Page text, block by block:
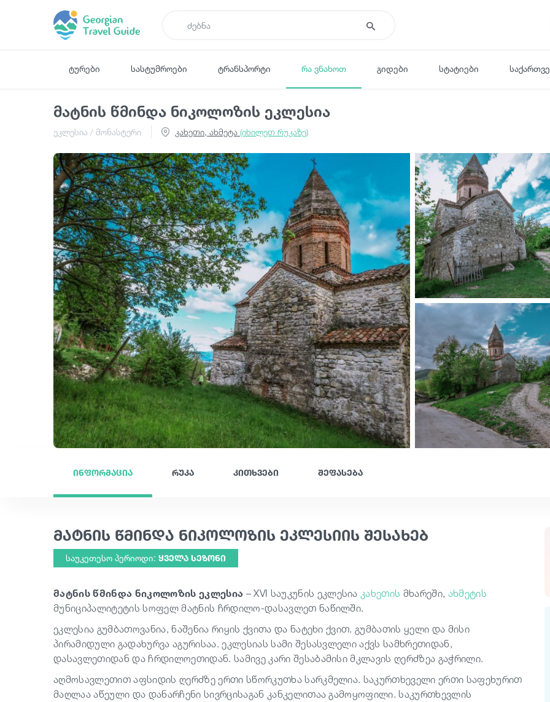
ტურები სასტუმროები ტრანსპორტი რა ვნახოთ გიდები სტატიები
მატნის წმინდა ნიკოლოზის ეკლესია
ეკლესია / მონასტერი კახეთი, ახმეტა (იხილეთ რუკაზე)
ინფორმაცია რუკა კითხვები შეფასება
მატნის წმინდა ნიკოლოზის ეკლესიის შესახებ
საუკეთესო პერიოდი: ᲧᲕᲔᲚᲐ ᲡᲔᲖᲝᲜᲘ
მატნის წმინდა ნიკოლოზის ეკლესია – XVI საუკუნის ეკლესიაკახეთის მხარეში, ახმეტის
მუნიციპალიტეტის სოფელ მატნის ჩრდილო-დასავლეთ ნაწილში.
ეკლესია გუმბათოვანია, ნაშენია რიყის ქვითა და ნატეხი ქვით. გუმბათის ყელი და მისი
პირამიდული გადახურვა აგურისაა. ეკლესიას სამი შესასვლელი აქვს სამხრეთიდან,
დასავლეთიდან და ჩრდილოეთიდან. სამივე კარი შესაბამისი მკლავის ღერძზეა გაჭრილი.
აღმოსავლეთით აფსიდის ღერძზე ერთი სწორკუთხა სარკმელია. საკურთხეველი ერთი საფეხურით
მაღლაა აწეული და დანარჩენი სივრცისაგან კანკელითაა გამოყოფილი. საკურთხევლის